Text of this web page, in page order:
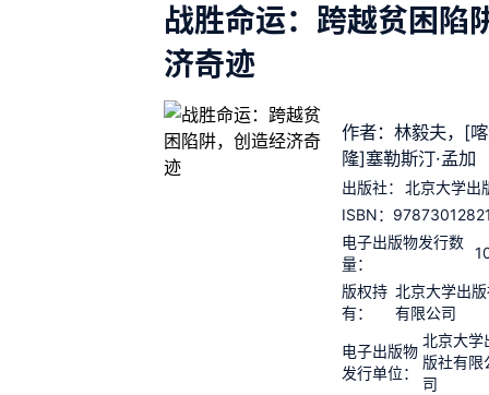
战胜命运：跨越贫困陷
济奇迹
作者：林毅夫，[
隆]塞勒斯汀·孟加
出版社：
北京大学出
ISBN：
电子出版物发行数
量：
版权持
有：
北京大学出
有限公司
电子出版物
发行单位：
北京大学
版社有限
司